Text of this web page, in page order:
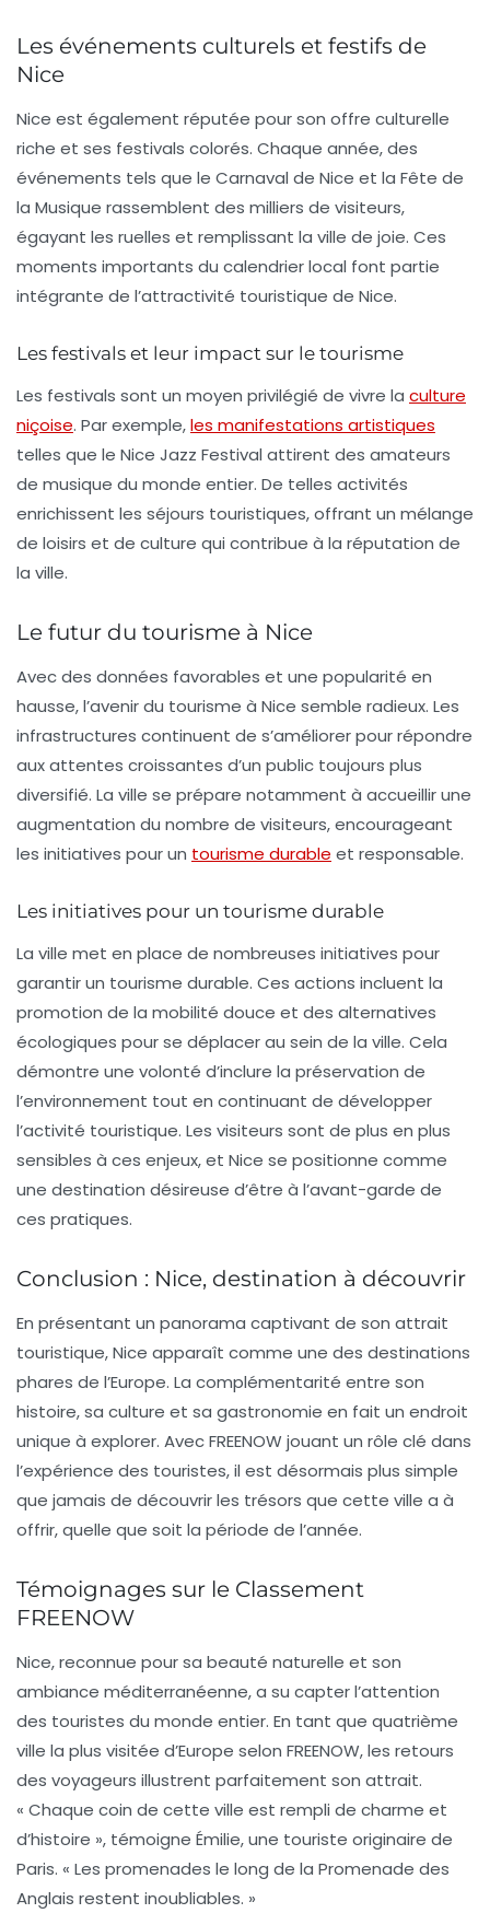
Les événements culturels et festifs de
Nice
Nice est également réputée pour son offre culturelle
riche et ses festivals colorés. Chaque année, des
événements tels que le Carnaval de Nice et la Fête de
la Musique rassemblent des milliers de visiteurs,
égayant les ruelles et remplissant la ville de joie. Ces
moments importants du calendrier local font partie
intégrante de l’attractivité touristique de Nice.
Les festivals et leur impact sur le tourisme
Les festivals sont un moyen privilégié de vivre la culture
niçoise. Par exemple,les manifestations artistiques
telles que le Nice Jazz Festival attirent des amateurs
de musique du monde entier. De telles activités
enrichissent les séjours touristiques, offrant un mélange
de loisirs et de culture qui contribue à la réputation de
la ville.
Le futur du tourisme à Nice
Avec des données favorables et une popularité en
hausse, l’avenir du tourisme à Nice semble radieux. Les
infrastructures continuent de s’améliorer pour répondre
aux attentes croissantes d’un public toujours plus
diversifié. La ville se prépare notamment à accueillir une
augmentation du nombre de visiteurs, encourageant
les initiatives pour un tourisme durable et responsable.
Les initiatives pour un tourisme durable
La ville met en place de nombreuses initiatives pour
garantir un tourisme durable. Ces actions incluent la
promotion de la mobilité douce et des alternatives
écologiques pour se déplacer au sein de la ville. Cela
démontre une volonté d’inclure la préservation de
l’environnement tout en continuant de développer
l’activité touristique. Les visiteurs sont de plus en plus
sensibles à ces enjeux, et Nice se positionne comme
une destination désireuse d’être à l’avant-garde de
ces pratiques.
Conclusion : Nice, destination à découvrir
En présentant un panorama captivant de son attrait
touristique, Nice apparaît comme une des destinations
phares de l’Europe. La complémentarité entre son
histoire, sa culture et sa gastronomie en fait un endroit
unique à explorer. AvecFREENOWjouant un rôle clé dans
l’expérience des touristes, il est désormais plus simple
que jamais de découvrir les trésors que cette ville a à
offrir, quelle que soit la période de l’année.
Témoignages sur le Classement
FREENOW
Nice, reconnue pour sa beauté naturelle et son
ambiance méditerranéenne, a su capter l’attention
des touristes du monde entier. En tant que quatrième
ville la plus visitée d’Europe selon FREENOW, les retours
des voyageurs illustrent parfaitement son attrait.
« Chaque coin de cette ville est rempli de charme et
d’histoire », témoigne Émilie, une touriste originaire de
Paris. « Les promenades le long de la Promenade des
Anglais restent inoubliables. »